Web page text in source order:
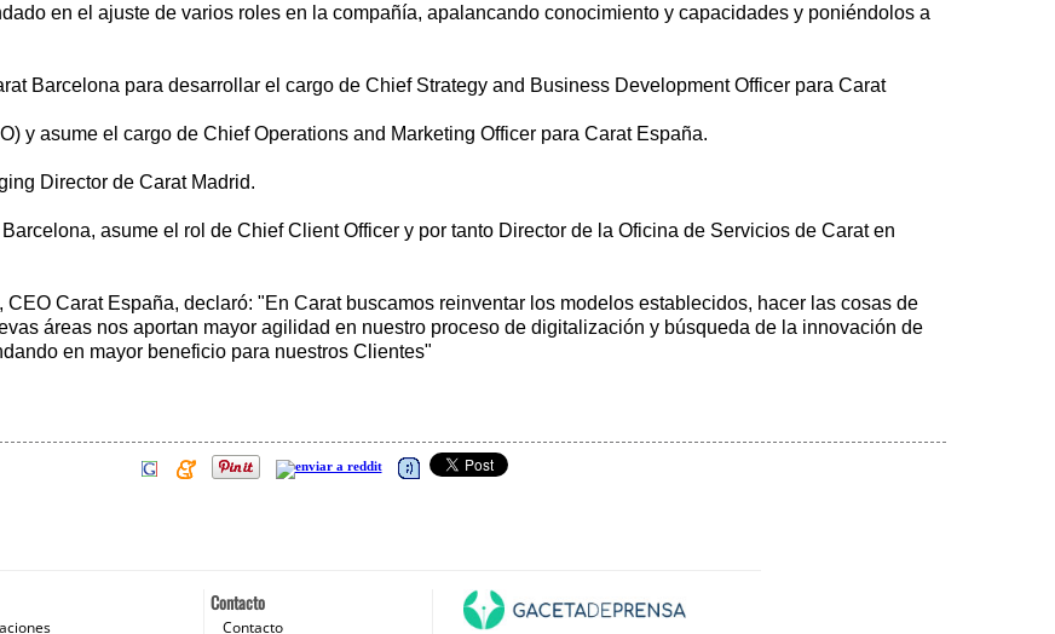
en el ajuste de varios roles en la compañía, apalancando conocimiento y capacidades y poniéndolos a
Barcelona para desarrollar el cargo de Chief Strategy and Business Development Officer para Carat
y asume el cargo de Chief Operations and Marketing Officer para Carat España.
Director de Carat Madrid.
asume el rol de Chief Client Officer y por tanto Director de la Oficina de Servicios de Carat en
Carat España, declaró: "En Carat buscamos reinventar los modelos establecidos, hacer las cosas de
áreas nos aportan mayor agilidad en nuestro proceso de digitalización y búsqueda de la innovación de
en mayor beneficio para nuestros Clientes"
Contacto
Contacto